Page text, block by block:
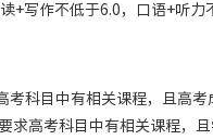
+写作不低于6.0，口语+听力
考科目中有相关课程，且高考
求高考科目中有相关课程，